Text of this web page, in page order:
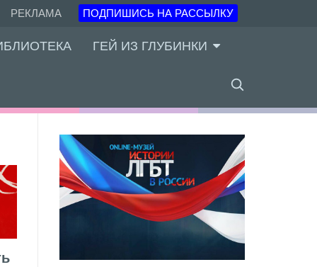
РЕКЛАМА ПОДПИШИСЬ НА РАССЫЛКУ
ГЕЙ ИЗ ГЛУБИНКИ